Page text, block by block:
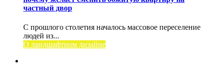
частный двор
С прошлого столетия началось массовое переселение
людей из...
О ландшафтном дизайне